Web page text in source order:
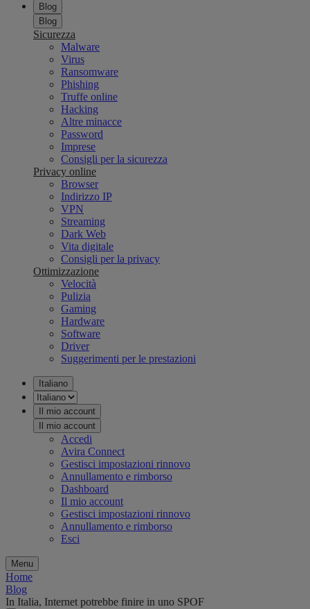
Blog
Blog
Sicurezza
Malware
Virus
Ransomware
Phishing
Truffe online
Hacking
Altre minacce
Password
Imprese
Consigli per la sicurezza
Privacy online
Browser
Indirizzo IP
VPN
Streaming
Dark Web
Vita digitale
Consigli per la privacy
Ottimizzazione
Velocità
Pulizia
Gaming
Hardware
Software
Driver
Suggerimenti per le prestazioni
Italiano
Il mio account
Il mio account
Accedi
Avira Connect
Gestisci impostazioni rinnovo
Annullamento e rimborso
Dashboard
Il mio account
Gestisci impostazioni rinnovo
Annullamento e rimborso
Esci
Menu
Home
Blog
In Italia, Internet potrebbe finire in uno SPOF